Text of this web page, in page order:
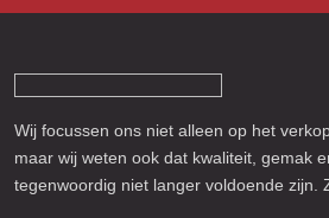
Wij focussen ons niet alleen op het
maar wij weten ook dat kwaliteit, gemak
tegenwoordig niet langer voldoende zijn.